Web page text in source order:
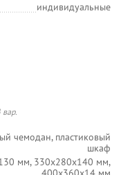
индивидуальные
вар.
чемодан, пластиковый
шкаф
мм, 330х280х140 мм,